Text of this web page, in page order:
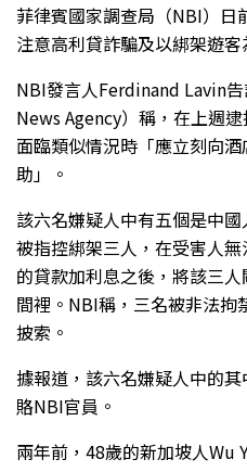
菲律賓國家調查局（NBI）日
注意高利貸詐騙及以綁架遊客
NBI發言人Ferdinand Lavin
News Agency）稱，在上週
面臨類似情況時「應立刻向
助」。
該六名嫌疑人中有五個是中
被指控綁架三人，在受害人
的貸款加利息之後，將該三
間裡。NBI稱，三名被非法拘
披索。
據報道，該六名嫌疑人中的
賂NBI官員。
兩年前，48歲的新加坡人Wu